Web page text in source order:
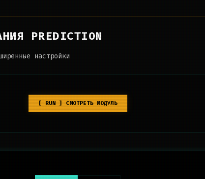
PREDICTION
настройки
[ RUN ] СМОТРЕТЬ МОДУЛЬ